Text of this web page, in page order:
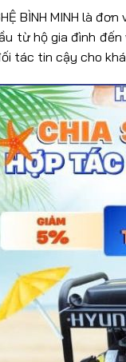
BÌNH MINH là
từ hộ gia đình
tác tin cậy cho